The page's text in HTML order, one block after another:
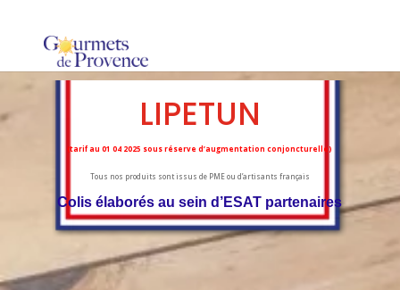
LIPETUN
(tarif au 01 04 2025 sous réserve d’augmentation conjoncturelle)
Tous nos produits sont issus de PME ou d’artisants français
Colis élaborés au sein d’ESAT partenaires